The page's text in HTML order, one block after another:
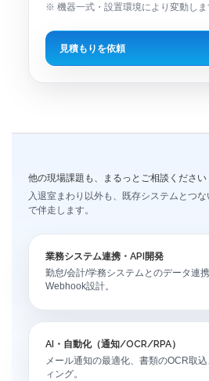
※ 機器一式・設置環境により変動しま
見積もりを依頼
他の現場課題も、まるっとご相談ください
入退室まわり以外も、既存システムとつな
で伴走します。
業務システム連携・API開発
勤怠/会計/学務システムとのデータ連
Webhook設計。
AI・自動化（通知/OCR/RPA）
メール通知の最適化、書類のOCR取
ィング。